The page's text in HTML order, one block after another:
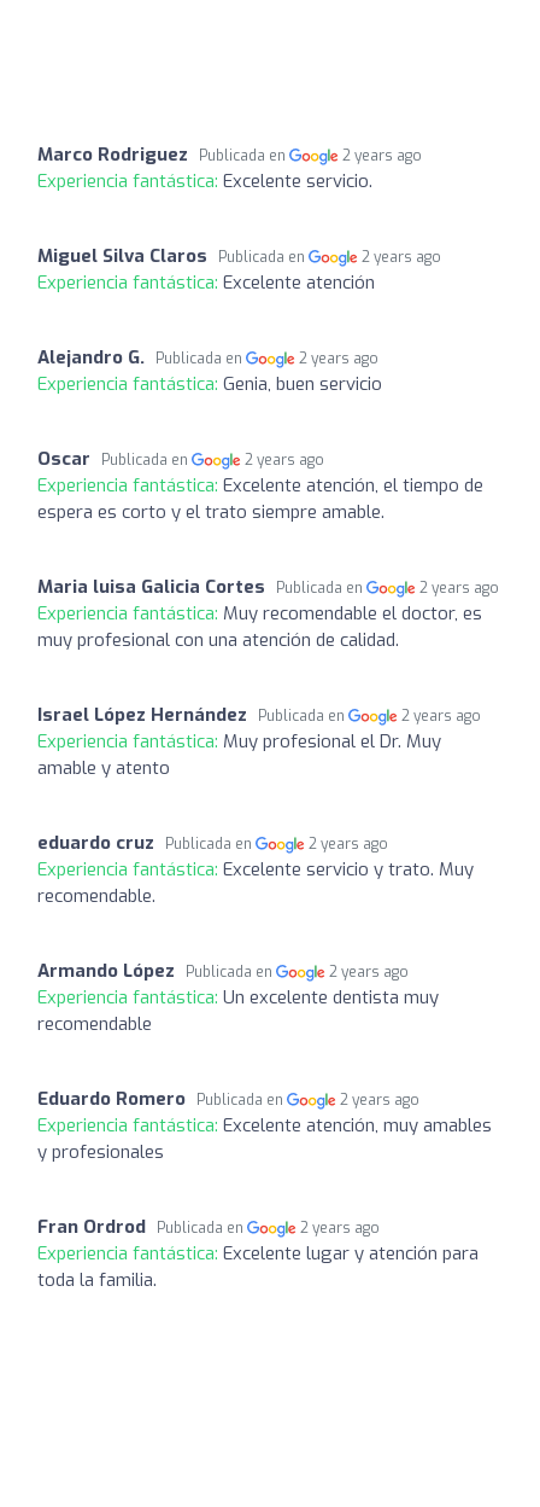
Marco Rodriguez Publicada en 2 years ago
Experiencia fantástica: Excelente servicio.
Miguel Silva Claros Publicada en 2 years ago
Experiencia fantástica: Excelente atención
Alejandro G. Publicada en 2 years ago
Experiencia fantástica: Genia, buen servicio
Oscar Publicada en 2 years ago
Experiencia fantástica: Excelente atención, el tiempo de
espera es corto y el trato siempre amable.
Maria luisa Galicia Cortes Publicada en 2 years ago
Experiencia fantástica: Muy recomendable el doctor, es
muy profesional con una atención de calidad.
Israel López Hernández Publicada en 2 years ago
Experiencia fantástica: Muy profesional el Dr. Muy
amable y atento
eduardo cruz Publicada en 2 years ago
Experiencia fantástica: Excelente servicio y trato. Muy
recomendable.
Armando López Publicada en 2 years ago
Experiencia fantástica: Un excelente dentista muy
recomendable
Eduardo Romero Publicada en 2 years ago
Experiencia fantástica: Excelente atención, muy amables
y profesionales
Fran Ordrod Publicada en 2 years ago
Experiencia fantástica: Excelente lugar y atención para
toda la familia.